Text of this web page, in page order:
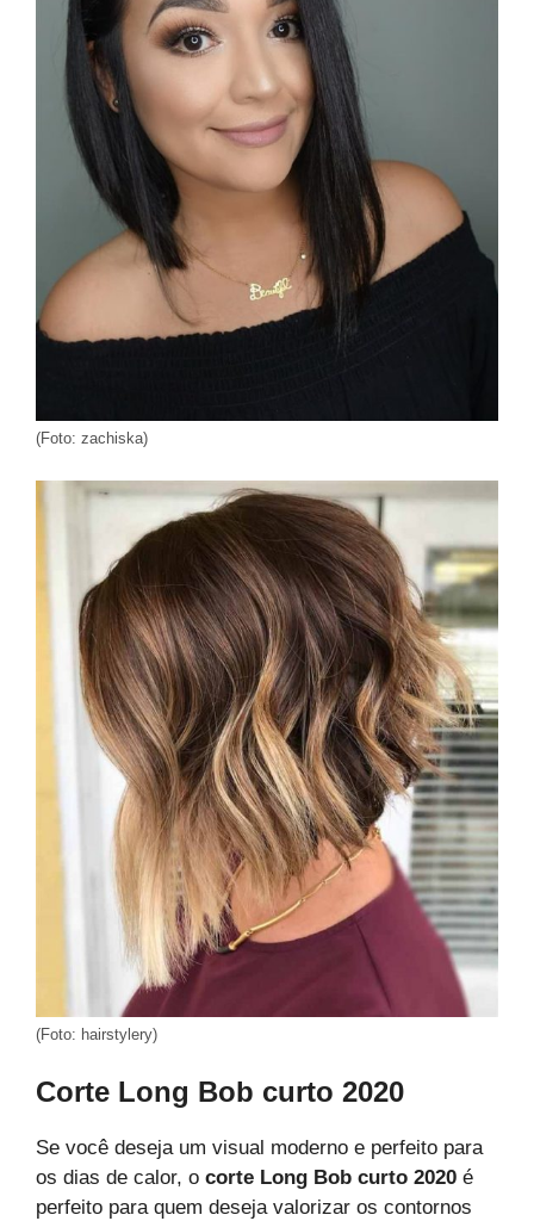
(Foto: zachiska)
(Foto: hairstylery)
Corte Long Bob curto 2020
Se você deseja um visual moderno e perfeito para
os dias de calor, o corte Long Bob curto 2020 é
perfeito para quem deseja valorizar os contornos